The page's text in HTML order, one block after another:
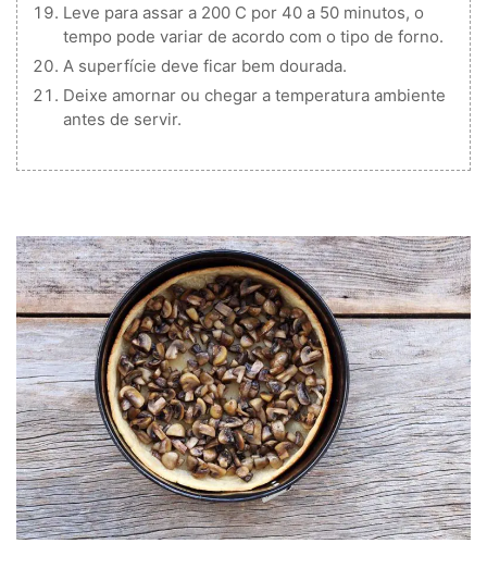
Leve para assar a 200 C por 40 a 50 minutos, o
tempo pode variar de acordo com o tipo de forno.
A superfície deve ficar bem dourada.
Deixe amornar ou chegar a temperatura ambiente
antes de servir.